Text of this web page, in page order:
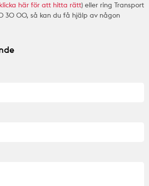
klicka här för att hitta rätt) eller ring Transport
30 00, så kan du få hjälp av någon